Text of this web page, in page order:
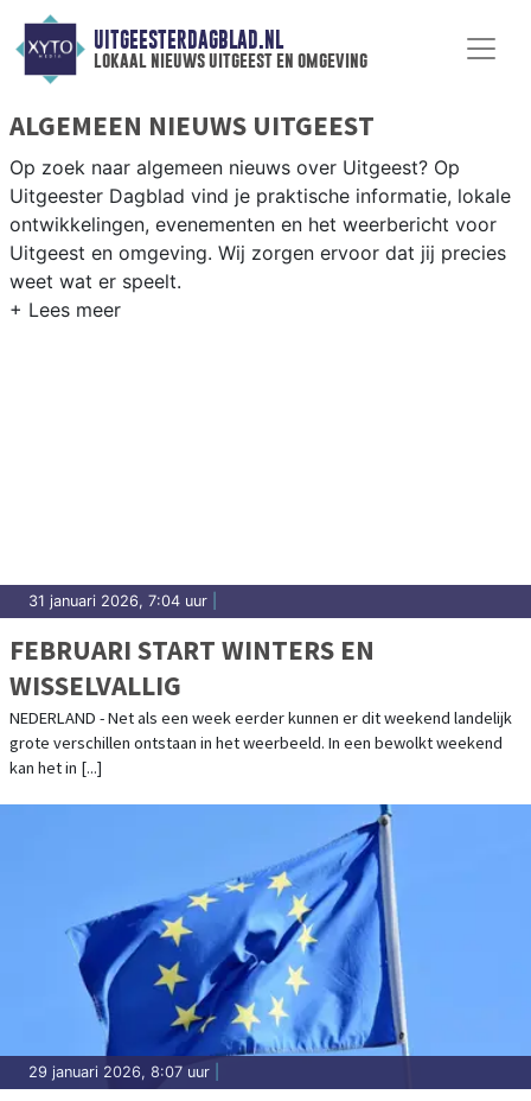
UITGEESTERDAGBLAD.NL
lokaal nieuws uitgeest en omgeving
ALGEMEEN NIEUWS UITGEEST
Op zoek naar algemeen nieuws over Uitgeest? Op
Uitgeester Dagblad vind je praktische informatie, lokale
ontwikkelingen, evenementen en het weerbericht voor
Uitgeest en omgeving. Wij zorgen ervoor dat jij precies
weet wat er speelt.
31 januari 2026, 7:04 uur
FEBRUARI START WINTERS EN
WISSELVALLIG
NEDERLAND - Net als een week eerder kunnen er dit weekend landelijk
grote verschillen ontstaan in het weerbeeld. In een bewolkt weekend
kan het in [...]
29 januari 2026, 8:07 uur